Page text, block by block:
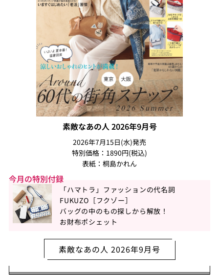
素敵なあの人 2026年9月号
2026年7月15日(水)発売
特別価格：1890円(税込)
表紙：桐島かれん
今月の特別付録
「ハマトラ」ファッションの代名詞
FUKUZO［フクゾー］
バッグの中のもの探しから解放！
お財布ポシェット
素敵なあの人 2026年9月号